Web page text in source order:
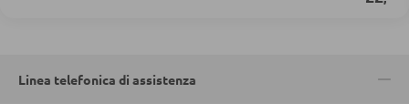
Linea telefonica di assistenza